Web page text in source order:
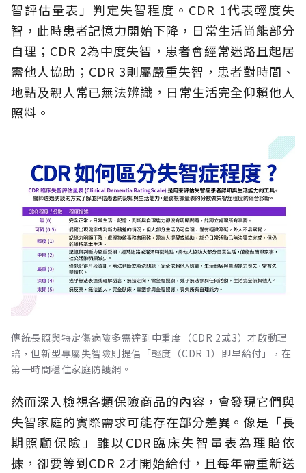
智評估量表」判定失智程度。CDR 1代表輕度失
智，此時患者記憶力開始下降，日常生活尚能部分
自理；CDR 2為中度失智，患者會經常迷路且起居
需他人協助；CDR 3則屬嚴重失智，患者對時間、
地點及親人常已無法辨識，日常生活完全仰賴他人
照料。
傳統長照與特定傷病險多需達到中重度（CDR 2或3）才啟動理
賠，但新型專屬失智險則提倡「輕度（CDR 1）即早給付」，在
第一時間穩住家庭防護網。
然而深入檢視各類保險商品的內容，會發現它們與
失智家庭的實際需求可能存在部分差異。像是「長
期照顧保險」雖以CDR臨床失智量表為理賠依
據，卻要等到CDR 2才開始給付，且每年需重新送